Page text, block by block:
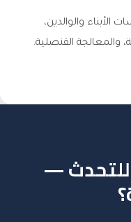
الأبناء والوالدين،
والمعالجة القنصلية.
—